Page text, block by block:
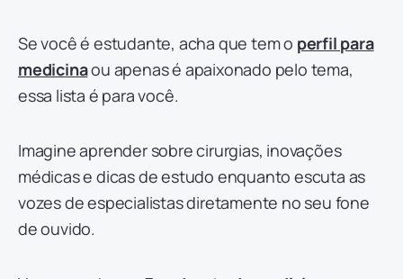
Se você é estudante, acha que tem o perfil para
medicinaou apenas é apaixonado pelo tema,
essa lista é para você.
Imagine aprender sobre cirurgias, inovações
médicas e dicas de estudo enquanto escuta as
vozes de especialistas diretamente no seu fone
de ouvido.